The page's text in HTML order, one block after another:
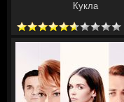
Кукла